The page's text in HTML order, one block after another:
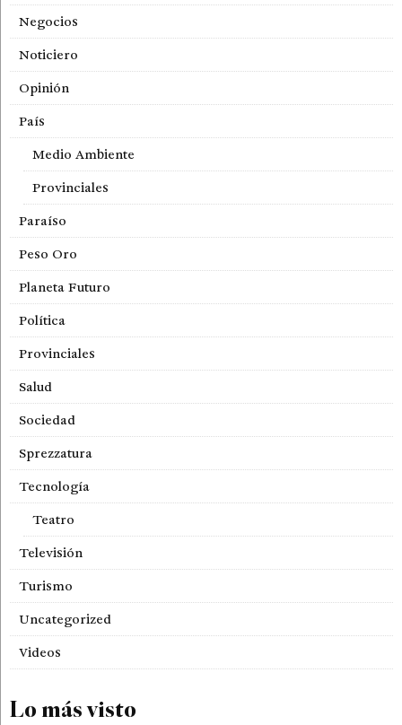
Negocios
Noticiero
Opinión
País
Medio Ambiente
Provinciales
Paraíso
Peso Oro
Planeta Futuro
Política
Provinciales
Salud
Sociedad
Sprezzatura
Tecnología
Teatro
Televisión
Turismo
Uncategorized
Videos
Lo más visto